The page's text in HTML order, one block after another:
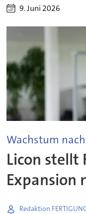
9. Juni 2026
Wachstum
Licon stellt
Expansion
Redaktion